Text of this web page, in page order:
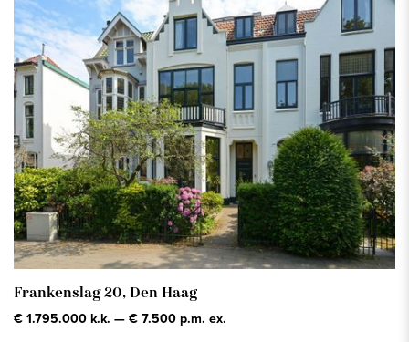
Frankenslag 20, Den Haag
€ 1.795.000 k.k. — € 7.500 p.m. ex.